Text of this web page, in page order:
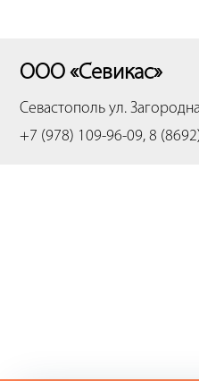
ООО «Севикас»
Севастополь ул.
+7 (978) 109-96-09, 8